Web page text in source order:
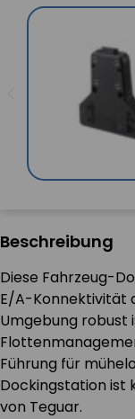
Beschreibung
Diese Fahrzeug-
E/A-Konnektivität
Umgebung robust
Führung für
Dockingstation ist
von Teguar.